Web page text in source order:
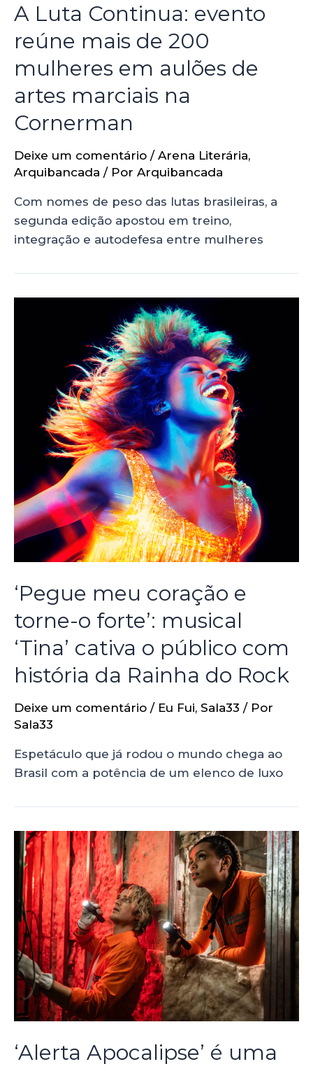
A Luta Continua: evento
reúne mais de 200
mulheres em aulões de
artes marciais na
Cornerman
Deixe um comentário / Arena Literária,
Arquibancada / Por Arquibancada
Com nomes de peso das lutas brasileiras, a
segunda edição apostou em treino,
integração e autodefesa entre mulheres
‘Pegue meu coração e
torne-o forte’: musical
‘Tina’ cativa o público com
história da Rainha do Rock
Deixe um comentário / Eu Fui, Sala33 / Por
Sala33
Espetáculo que já rodou o mundo chega ao
Brasil com a potência de um elenco de luxo
‘Alerta Apocalipse’ é uma